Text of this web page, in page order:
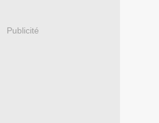
Publicité